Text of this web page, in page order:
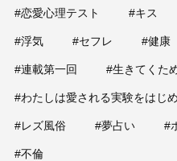
#恋愛心理テスト #キス
#浮気 #セフレ #健康
#連載第一回 #生きてくた
#わたしは愛される実験をはじめ
#レズ風俗 #夢占い #
#不倫